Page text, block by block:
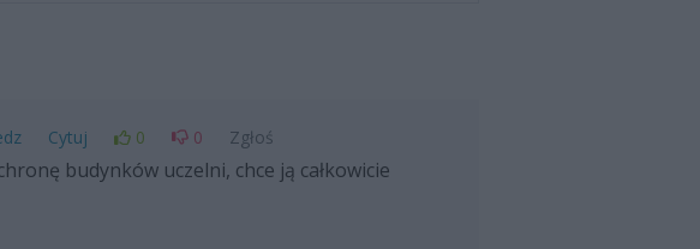
Cytuj 0 0 Zgłoś
budynków uczelni, chce ją całkowicie